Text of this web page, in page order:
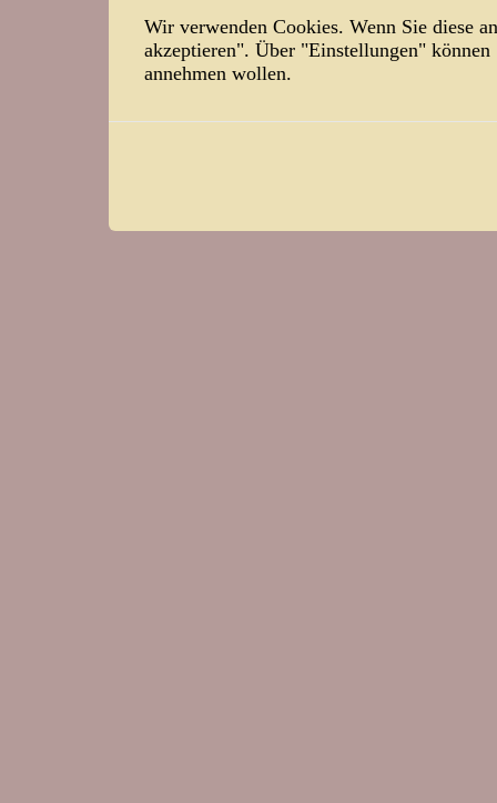
Wir verwenden Cookies. Wenn Sie diese
akzeptieren". Über "Einstellungen"
annehmen wollen.